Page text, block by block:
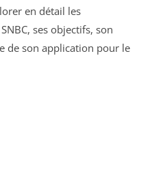
en détail les
ses objectifs, son
de son application pour le